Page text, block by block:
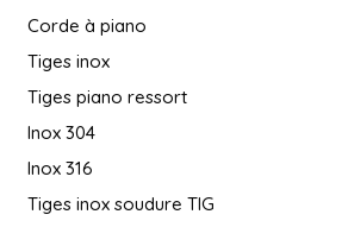
Corde à piano
Tiges inox
Tiges piano ressort
Inox 304
Inox 316
Tiges inox soudure TIG